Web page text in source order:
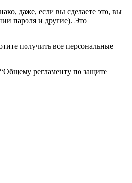
даже, если вы сделаете это, вы
пароля и другие). Это
получить все персональные
регламенту по защите